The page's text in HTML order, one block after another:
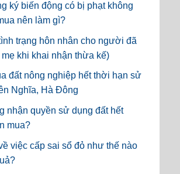
ký biến động có bị phạt không
nên làm gì?
trạng hôn nhân cho người đã
khi khai nhận thừa kế)
đất nông nghiệp hết thời hạn sử
Nghĩa, Hà Đông
nhận quyền sử dụng đất hết
mua?
việc cấp sai sổ đỏ như thế nào